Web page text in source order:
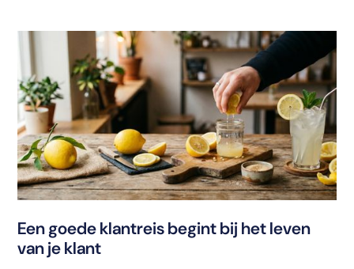
Een goede klantreis begint bij het leven
van je klant